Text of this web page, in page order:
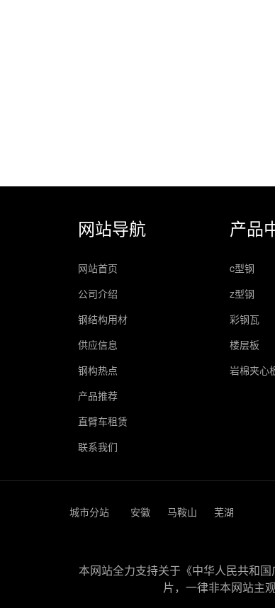
网站导航
网站首页
公司介绍
钢结构用材
供应信息
钢构热点
产品推荐
直臂车租赁
联系我们
产品
c型钢
z型钢
彩钢瓦
楼层板
岩棉夹心
城市分站 安徽 马鞍山 芜湖
本网站全力支持关于《中华人民共和国
片，一律非本网站主